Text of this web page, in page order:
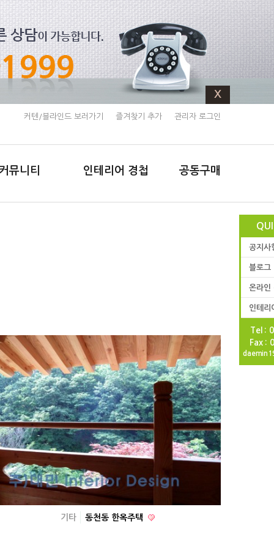
X
커텐/블라인드 보러가기 즐겨찾기 추가 관리자 로그인
뮤니티 인테리어 경첩 공동구매
공지사
블로그
온라인
인테리
Tel :
Fax :
기타 동천동 한옥주택